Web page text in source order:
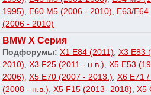
1995), E60 M5 (2006 - 2010), E63/E64
(2006 - 2010)
BMW X Серия
Подфорумы: X1 E84 (2011), X3 E83
2010), X3 F25 (2011 - н.в.), X5 E53
2006), X5 E70 (2007 - 2013.), X6 E71 /
(2008 - н.в.), X5 F15 (2013- 2018), X5